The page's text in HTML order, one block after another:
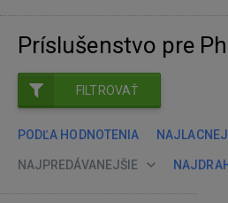
Príslušenstvo pre
FILTROVAŤ
PODĽA HODNOTENIA
NAJPREDÁVANEJŠIE